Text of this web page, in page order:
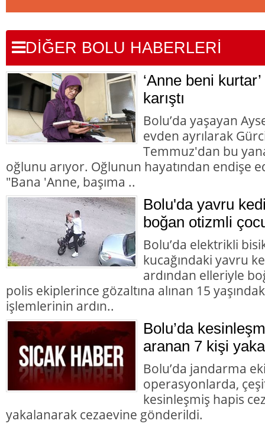
DİĞER BOLU HABERLERİ
‘Anne beni
karıştı
Bolu’da yaşayan
evden ayrılarak
Temmuz'dan bu
oğlunu arıyor. Oğlunun hayatından endişe
"Bana 'Anne, başıma ..
Bolu'da yavru
boğan otizmli
Bolu’da elektrikli
kucağındaki yavru
ardından elleriyle
polis ekiplerince gözaltına alınan 15
işlemlerinin ardın..
Bolu’da
aranan 7 kişi
Bolu’da jandarma
operasyonlarda,
kesinleşmiş hapis
yakalanarak cezaevine gönderildi.